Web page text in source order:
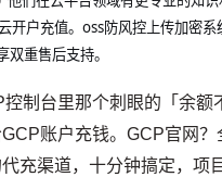
户充值。oss防风控上传加密
重售后支持。
制台里那个刺眼的「余额
账户充钱。GCP官网？
充渠道，十分钟搞定，项